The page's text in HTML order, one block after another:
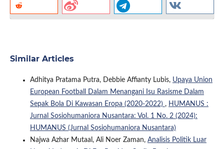
Similar Articles
Adhitya Pratama Putra, Debbie Affianty Lubis, Upaya Union
European Football Dalam Menangani Isu Rasisme Dalam
Sepak Bola Di Kawasan Eropa (2020-2022) , HUMANUS :
Jurnal Sosiohumaniora Nusantara: Vol. 1 No. 2 (2024):
HUMANUS (Jurnal Sosiohumaniora Nusantara)
Najwa Azhar Mutaal, Ali Noer Zaman, Analisis Politik Luar